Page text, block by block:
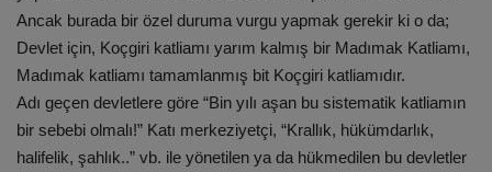
Ancak burada bir özel duruma vurgu yapmak gerekir ki o da;
Devlet için, Koçgiri katliamı yarım kalmış bir Madımak Katliamı,
Madımak katliamı tamamlanmış bit Koçgiri katliamıdır.
Adı geçen devletlere göre “Bin yılı aşan bu sistematik katliamın
bir sebebi olmalı!” Katı merkeziyetçi, “Krallık, hükümdarlık,
halifelik, şahlık..” vb. ile yönetilen ya da hükmedilen bu devletler